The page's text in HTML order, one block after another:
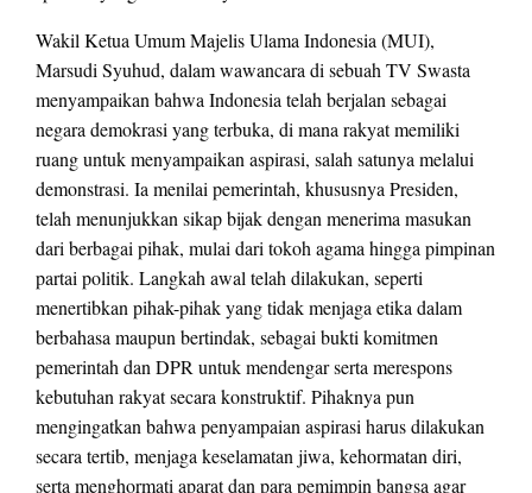
Wakil Ketua Umum Majelis Ulama Indonesia (MUI),
Marsudi Syuhud, dalam wawancara di sebuah TV Swasta
menyampaikan bahwa Indonesia telah berjalan sebagai
negara demokrasi yang terbuka, di mana rakyat memiliki
ruang untuk menyampaikan aspirasi, salah satunya melalui
demonstrasi. Ia menilai pemerintah, khususnya Presiden,
telah menunjukkan sikap bijak dengan menerima masukan
dari berbagai pihak, mulai dari tokoh agama hingga pimpinan
partai politik. Langkah awal telah dilakukan, seperti
menertibkan pihak-pihak yang tidak menjaga etika dalam
berbahasa maupun bertindak, sebagai bukti komitmen
pemerintah dan DPR untuk mendengar serta merespons
kebutuhan rakyat secara konstruktif. Pihaknya pun
mengingatkan bahwa penyampaian aspirasi harus dilakukan
secara tertib, menjaga keselamatan jiwa, kehormatan diri,
serta menghormati aparat dan para pemimpin bangsa agar